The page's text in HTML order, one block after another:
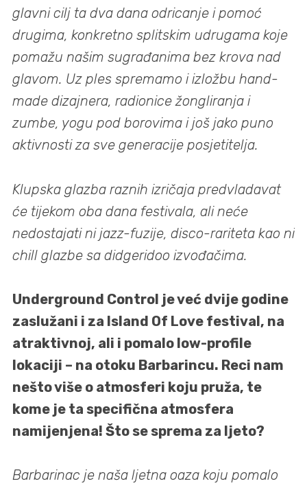
glavni cilj ta dva dana odricanje i pomoć
drugima, konkretno splitskim udrugama koje
pomažu našim sugrađanima bez krova nad
glavom. Uz ples spremamo i izložbu hand-
made dizajnera, radionice žongliranja i
zumbe, yogu pod borovima i još jako puno
aktivnosti za sve generacije posjetitelja.
Klupska glazba raznih izričaja predvladavat
će tijekom oba dana festivala, ali neće
nedostajati ni jazz-fuzije, disco-rariteta kao ni
chill glazbe sa didgeridoo izvođačima.
Underground Control je već dvije godine
zaslužani i za Island Of Love festival, na
atraktivnoj, ali i pomalo low-profile
lokaciji – na otoku Barbarincu. Reci nam
nešto više o atmosferi koju pruža, te
kome je ta specifična atmosfera
namijenjena! Što se sprema za ljeto?
Barbarinac je naša ljetna oaza koju pomalo